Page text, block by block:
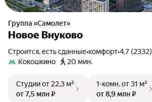
Группа «Самолет»
Новое Внуково
Строится, есть сданные•комфорт•4.7 (2332)
Кокошкино
20 мин.
Студииот 22,3 м²
от 7,5 млн ₽
1-комн.от 31 м²
от 8,9 млн ₽